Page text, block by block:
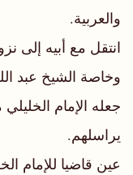
والعربية.
وخاصة الشيخ عبد
جعله الإمام
يراسلهم.
عين قاضيا للإمام